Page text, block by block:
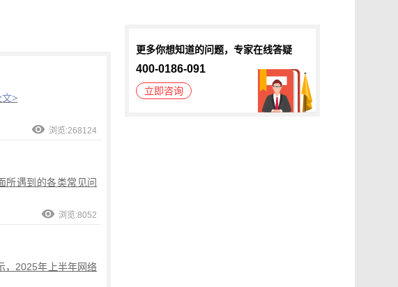
文>
浏览:268124
所遇到的各类常见问
浏览:8052
，2025年上半年网络
更多你想知道的问题，专家在线答疑
400-0186-091
立即咨询